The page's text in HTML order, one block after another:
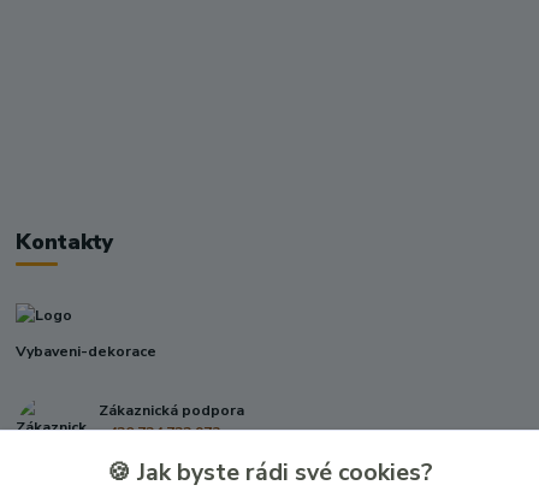
Kontakty
Vybaveni-dekorace
Zákaznická podpora
+420 724 722 973
🍪 Jak byste rádi své cookies?